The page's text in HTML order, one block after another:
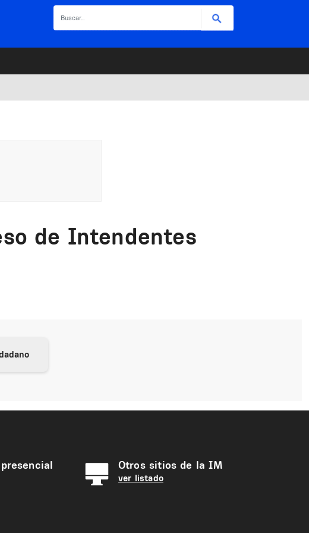
de Intendentes
Otros sitios de la IM
ver listado